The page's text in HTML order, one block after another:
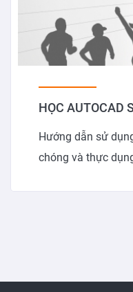
HỌC AUTOCAD
Hướng dẫn sử
chóng và thực